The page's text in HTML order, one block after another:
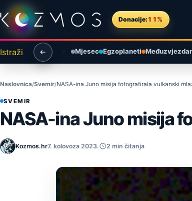
Preskoči na sadržaj
Donacije: 11%
Istraži Mjesec Egzoplaneti
Naslovnica Svemir NASA-ina Juno misija fotografirala vulkanski
SVEMIR
NASA-ina Juno misija
Kozmos.hr7. kolovoza 2023. 2 min čitanja